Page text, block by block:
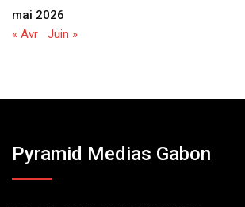
mai 2026
« Avr Juin »
Pyramid Medias Gabon